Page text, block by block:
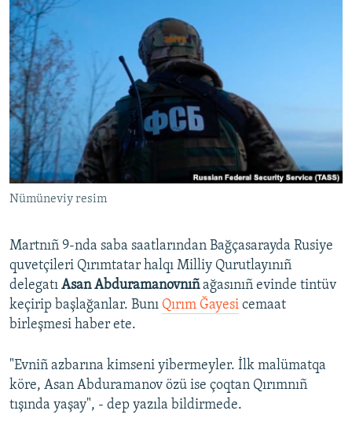
SÜRET
BLOGLAR
FİKİR
Русский
Українською
QOŞULIÑIZ!
RFE/RS bütün saytları
Nümüneviy resim
Martnıñ 9-nda saba saatlarından Bağçasarayda Rusiye
quvetçileri Qırımtatar halqı Milliy Qurutlayınıñ
delegatı Asan Abduramanovnıñağasınıñ evinde tintüv
keçirip başlağanlar. Bunı Qırım Ğayesi cemaat
birleşmesi haber ete.
"Evniñ azbarına kimseni yibermeyler. İlk malümatqa
köre, Asan Abduramanov özü ise çoqtan Qırımnıñ
tışında yaşay", - dep yazıla bildirmede.